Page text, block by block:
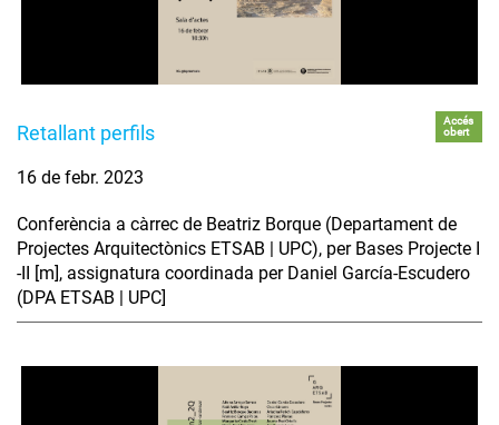
Retallant perfils
Accés
obert
16 de febr. 2023
Conferència a càrrec de Beatriz Borque (Departament de
Projectes Arquitectònics ETSAB | UPC), per Bases Projecte I
-II [m], assignatura coordinada per Daniel García-Escudero
(DPA ETSAB | UPC]